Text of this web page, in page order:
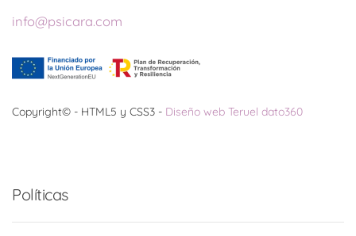
info@psicara.com
Copyright© - HTML5 y CSS3 - Diseño web Teruel dato360
Políticas